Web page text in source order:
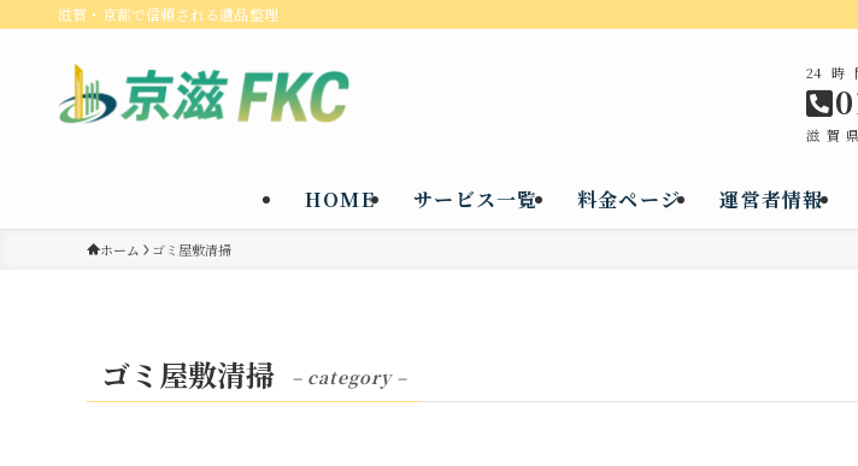
滋賀・京都で信頼される遺品整理
24時
滋賀
HOME サービス一覧 料金ページ 運営者情報
ホーム ゴミ屋敷清掃
ゴミ屋敷清掃 – category –